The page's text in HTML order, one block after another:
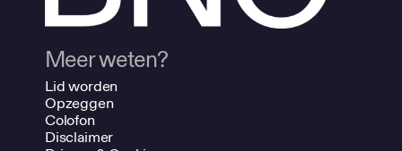
Meer weten?
Lid worden
Opzeggen
Colofon
Disclaimer